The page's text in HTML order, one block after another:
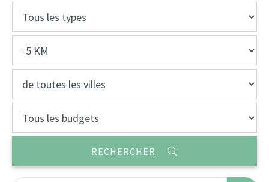
RECHERCHER